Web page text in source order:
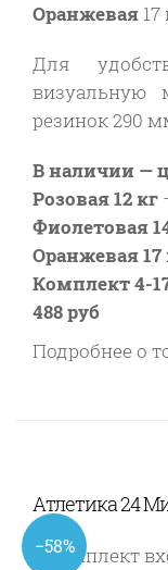
Оранжевая 17
Для
визуальную
резинок 290
В наличии —
Розовая 12 кг
Фиолетовая
Оранжевая 17
Комплект 4-
488 руб
Подробнее о
−58%
Атлетика 24
В комплект